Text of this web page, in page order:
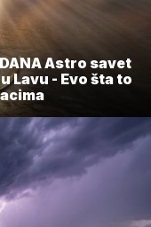
DANA Astro savet
Lavu - Evo šta to